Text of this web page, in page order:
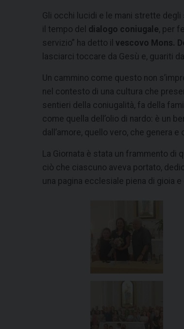
Gli occhi lucidi e le mani strette
il tempo del dialogo coniugale, per
servizio” ha detto il vescovo Mons.
lasciarci toccare da Gesù e, guariti
Un cammino come questo non
nel contesto di una cultura che
sentieri della coniugalità, fa della
come quella dell’olio di nardo: è un
dall’amore, quello vero, che genera
La Giornata è stata un frammento di
ciò che ciascuno aveva portato,
una pagina ecclesiale piena di gioia